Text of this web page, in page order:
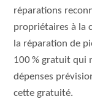
réparations
propriétaires à la
la réparation de
100 % gratuit qui
dépenses
cette gratuité.